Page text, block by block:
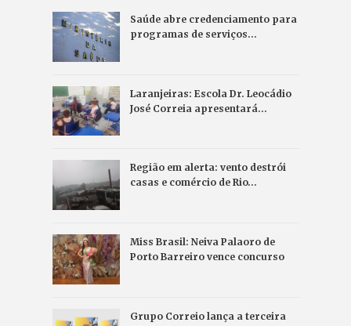
Saúde abre credenciamento para
programas de serviços…
Laranjeiras: Escola Dr. Leocádio
José Correia apresentará…
Região em alerta: vento destrói
casas e comércio de Rio…
Miss Brasil: Neiva Palaoro de
Porto Barreiro vence concurso
Grupo Correio lança a terceira